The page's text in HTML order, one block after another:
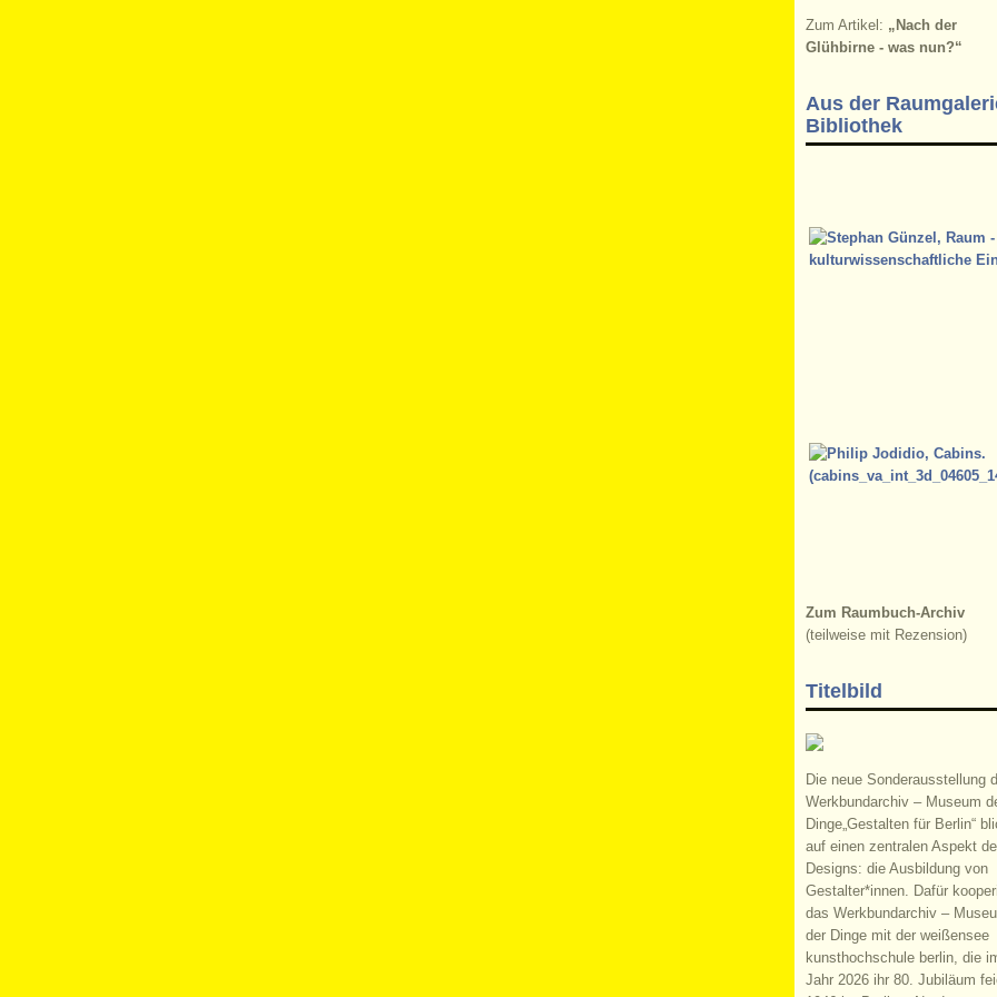
Zum Artikel: „Nach der
Glühbirne - was nun?“
Aus der
Bibliothek
Zum Raumbuch-Archiv
(teilweise mit Rezension)
Titelbild
Die neue Sonderausstellung
Werkbundarchiv – Museum
Dinge„Gestalten für Berlin“
auf einen zentralen Aspekt
Designs: die Ausbildung von
Gestalter*innen. Dafür
das Werkbundarchiv –
der Dinge mit der weißensee
kunsthochschule berlin, die
Jahr 2026 ihr 80. Jubiläum